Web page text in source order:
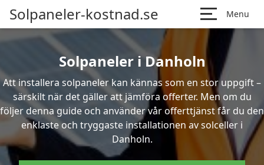
Solpaneler-kostnad.se Menu
Solpaneler i Danholn
Att installera solpaneler kan kännas som en stor uppgift –
särskilt när det gäller att jämföra offerter. Men om du
följer denna guide och använder vår offerttjänst får du den
enklaste och tryggaste installationen av solceller i
Danholn.